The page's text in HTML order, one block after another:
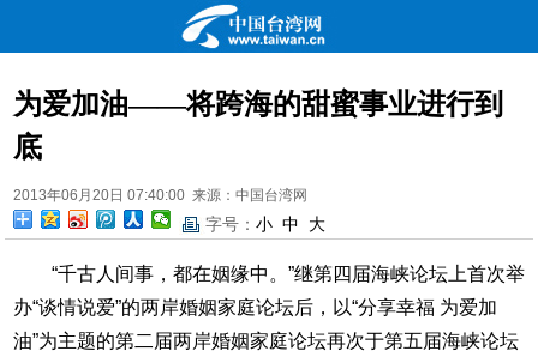
为爱加油——将跨海的甜蜜事业进行到
底
2013年06月20日 07:40:00 来源：中国台湾网
字号： 小 中 大
“千古人间事，都在姻缘中。”继第四届海峡论坛上首次举
办“谈情说爱”的两岸婚姻家庭论坛后，以“分享幸福 为爱加
油”为主题的第二届两岸婚姻家庭论坛再次于第五届海峡论坛